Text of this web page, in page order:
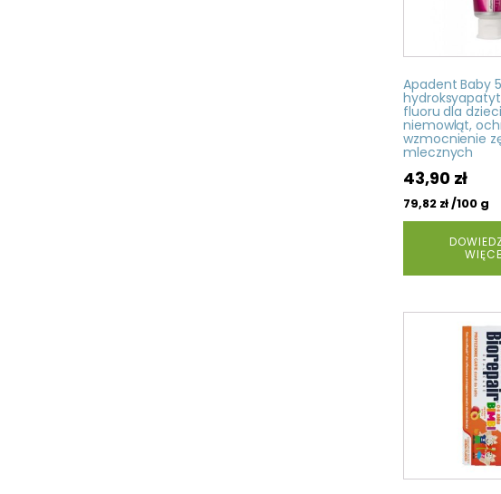
Apadent Baby
fluoru dla
niemowląt,
wzmocnienie
mlecznych
43,90 zł
79,82 zł/100 g